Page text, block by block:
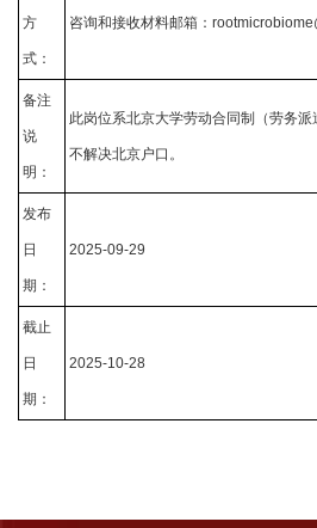
方
式：
咨询和接收材料邮箱：
备注
说
明：
此岗位系北京大学劳动合同制（劳务派
不解决北京户口。
发布
日
期：
2025-09-29
截止
日
期：
2025-10-28